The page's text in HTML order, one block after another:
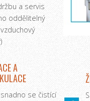
a servis
oddělitelný
A
snadno se čistící